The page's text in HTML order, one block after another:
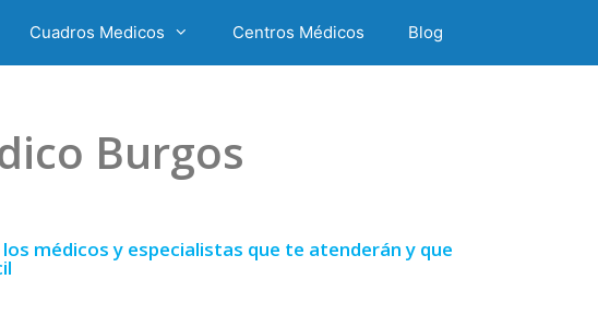
Cuadros Medicos Centros Médicos Blog
Burgos
médicos y especialistas que te atenderán y que